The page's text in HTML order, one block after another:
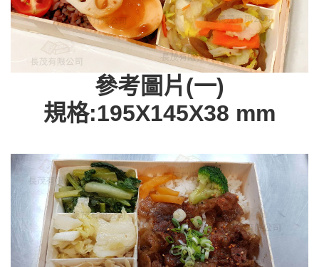
參考圖片(一)
規格:195X145X38 mm